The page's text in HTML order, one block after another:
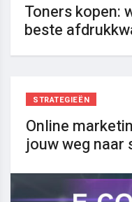
Toners kopen:
beste
STRATEGIEËN
Online
jouw weg naar